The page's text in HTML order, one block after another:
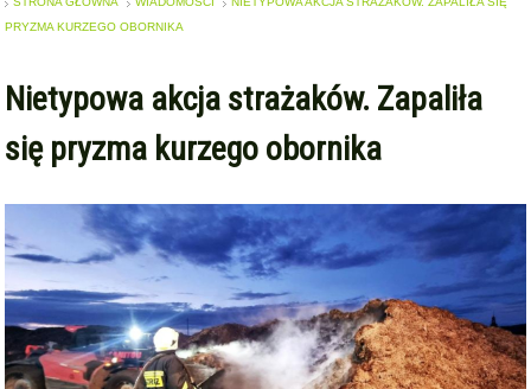
PRYZMA KURZEGO OBORNIKA
Nietypowa akcja strażaków. Zapaliła
się pryzma kurzego obornika